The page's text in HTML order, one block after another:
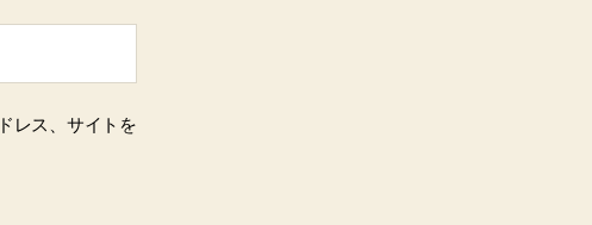
レス、サイトを